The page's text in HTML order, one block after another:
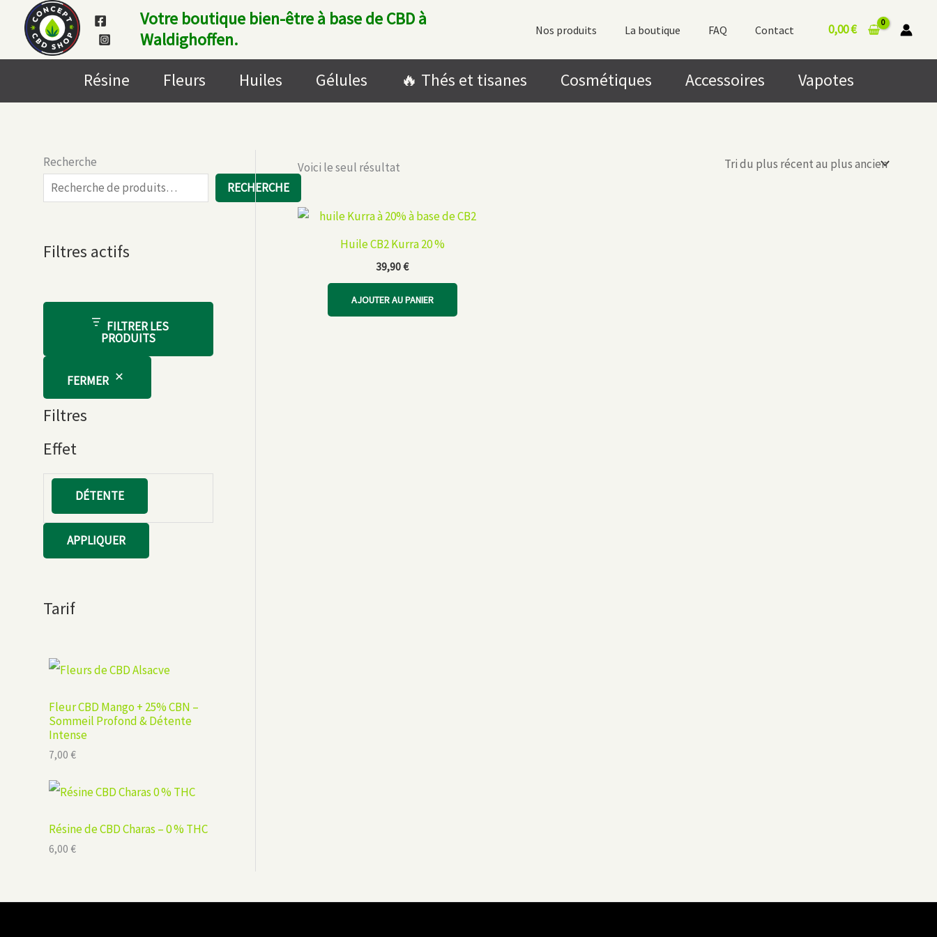
contenu
Votre boutique bien-être à base de CBD à
Waldighoffen.
Nos produits La boutique FAQ Contact 0,00€
Résine Fleurs Huiles Gélules 🔥​ Thés et tisanes Cosmétiques Accessoires Vapotes
Recherche
RECHERCHE
Filtres actifs
FILTRER LES
PRODUITS
FERMER
Filtres
Effet
f
e
DÉTENTE
APPLIQUER
Tarif
Fleur CBD Mango + 25% CBN –
Sommeil Profond & Détente
Intense
7,00 €
Résine de CBD Charas – 0 % THC
6,00 €
Voici le seul résultat
Huile CB2 Kurra 20 %
39,90€
AJOUTER AU PANIER